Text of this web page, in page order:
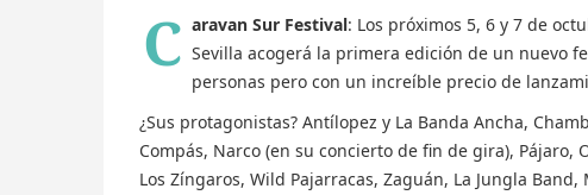
C aravan Sur Festival: Los próximos 5, 6 y 7 de
Sevilla acogerá la primera edición de un nuevo
personas pero con un increíble precio de
¿Sus protagonistas? Antílopez y La Banda Ancha,
Compás, Narco (en su concierto de fin de gira), Pájaro,
Los Zíngaros, Wild Pajarracas, Zaguán, La Jungla